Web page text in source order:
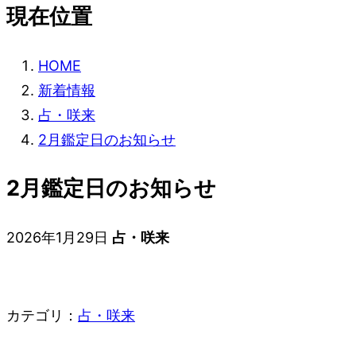
現在位置
HOME
新着情報
占・咲来
2月鑑定日のお知らせ
2月鑑定日のお知らせ
2026年1月29日 占・咲来
カテゴリ： 占・咲来